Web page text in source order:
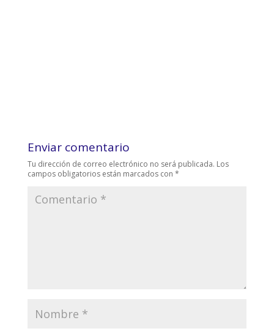
Enviar comentario
Tu dirección de correo electrónico no será publicada. Los
campos obligatorios están marcados con *